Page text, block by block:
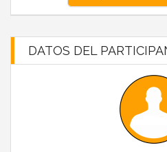
DATOS DEL